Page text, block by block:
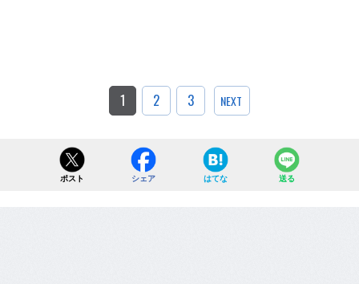
1 2 3 NEXT
ポスト シェア はてな 送る